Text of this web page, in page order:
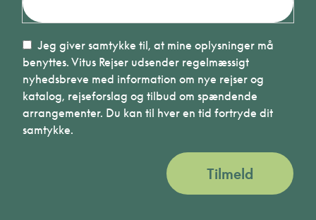
Jeg giver samtykke til, at mine oplysninger må
benyttes. Vitus Rejser udsender regelmæssigt
nyhedsbreve med information om nye rejser og
katalog, rejseforslag og tilbud om spændende
arrangementer. Du kan til hver en tid fortryde dit
samtykke.
Tilmeld